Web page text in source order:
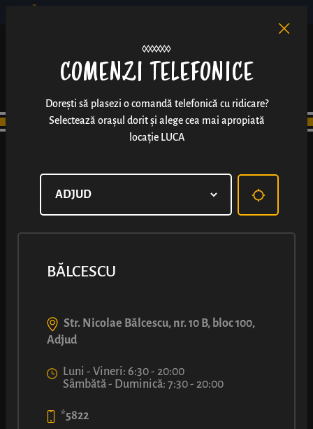
PRODUSE
SIMIGERIE
· PATISERIE SANDVIȘURI
RESTAURANT
COMENZI TELEFONICE
Dorești să plasezi o comandă telefonică cu ridicare?
Selectează orașul dorit și alege cea mai apropiată
locație LUCA
BĂLCESCU
Str. Nicolae Bălcescu, nr. 10 B, bloc 100,
Adjud
Luni - Vineri: 6:30 - 20:00
Sâmbătă - Duminică: 7:30 - 20:00
*5822